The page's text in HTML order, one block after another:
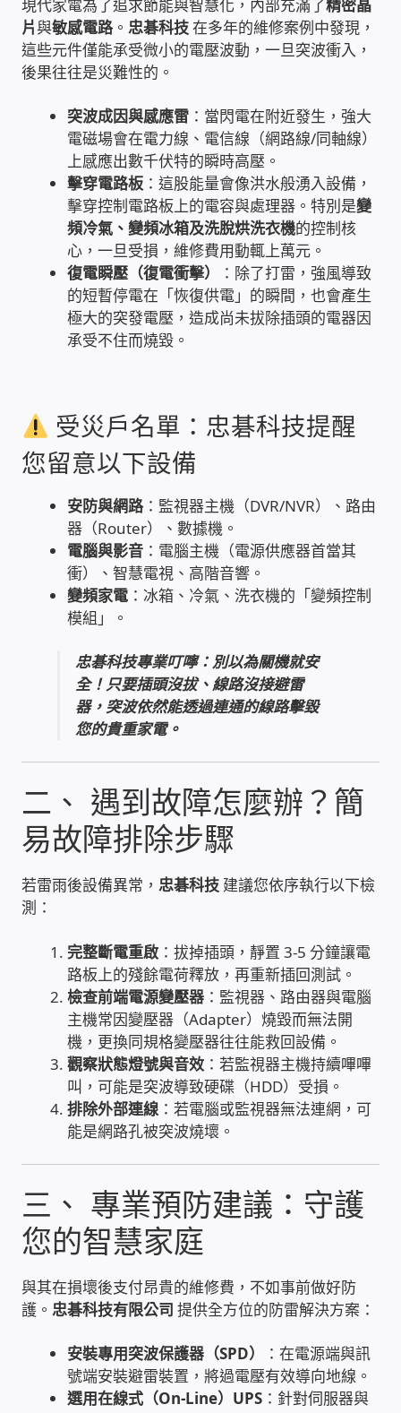
聯絡我們
公益贊助、社會貢獻
聯盟合作包商
家庭水電修繕
窗簾 窗飾 丈量安裝
電腦維修銷售
電腦租賃方案
飛碟 不斷電 UPS / 穩壓器 AVR
遠距教學、在家辦公
USB隨插即用視訊攝影機
數位廣告看板播放器
電腦 工具 軟體 手冊
OpenMediaVault OMV
NAS到府安裝服務
出租套房出租 網路維護管理 房東免煩惱
WIFI Wi-Fi 無線熱點 無線網路
網路硬體設備
居易科技DrayTek/裕笠科技Ublink
印表列印伺服器
虛擬機 Virtual machine VirtualBox Hyper-V
VMware
網路 到府檢測 連線設定
光纖網路
TP-Link TAIWAN(普聯技術)
現代家電為了追求節能與智慧化，內部充滿了精密晶
片與敏感電路。忠碁科技在多年的維修案例中發現，
這些元件僅能承受微小的電壓波動，一旦突波衝入，
後果往往是災難性的。
突波成因與感應雷 ：當閃電在附近發生，強大
電磁場會在電力線、電信線（網路線/同軸線）
上感應出數千伏特的瞬時高壓。
擊穿電路板 ：這股能量會像洪水般湧入設備，
擊穿控制電路板上的電容與處理器。特別是變
頻冷氣、變頻冰箱及洗脫烘洗衣機的控制核
心，一旦受損，維修費用動輒上萬元。
復電瞬壓（復電衝擊）
：除了打雷，強風導致
的短暫停電在「恢復供電」的瞬間，也會產生
極大的突發電壓，造成尚未拔除插頭的電器因
承受不住而燒毀。
受災戶名單：忠碁科技提醒
您留意以下設備
安防與網路：監視器主機（DVR/NVR）、路由
器（Router）、數據機。
電腦與影音 ：電腦主機（電源供應器首當其
衝）、智慧電視、高階音響。
變頻家電 ：冰箱、冷氣、洗衣機的「變頻控制
模組」。
忠碁科技專業叮嚀：別以為關機就安
全！只要插頭沒拔、線路沒接避雷
器，突波依然能透過連通的線路擊毀
您的貴重家電。
二、 遇到故障怎麼辦？簡
易故障排除步驟
若雷雨後設備異常，忠碁科技 建議您依序執行以下檢
測：
完整斷電重啟 ：拔掉插頭，靜置 3-5 分鐘讓電
路板上的殘餘電荷釋放，再重新插回測試。
檢查前端電源變壓器 ：監視器、路由器與電腦
主機常因變壓器（Adapter）燒毀而無法開
機，更換同規格變壓器往往能救回設備。
觀察狀態燈號與音效 ：若監視器主機持續嗶嗶
叫，可能是突波導致硬碟（HDD）受損。
排除外部連線 ：若電腦或監視器無法連網，可
能是網路孔被突波燒壞。
三、 專業預防建議：守護
您的智慧家庭
與其在損壞後支付昂貴的維修費，不如事前做好防
護。忠碁科技有限公司 提供全方位的防雷解決方案：
安裝專用突波保護器（SPD）
：在電源端與訊
號端安裝避雷裝置，將過電壓有效導向地線。
選用在線式（On-Line）UPS ：針對伺服器與